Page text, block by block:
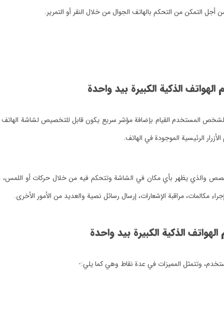
التمكن من التحكم بالهاتف الجوال من خلال النقر أو التمرير.
الذكية الكبيرة بيد واحدة
المستخدم القيام بإضافة مؤشر سريع يكون قابل للتخصيص لشاشة الهاتف
الرئيسية الموجودة في الهاتف.
والذي يظهر بأي مكان في الشاشة وتتحكم فيه من خلال حركات أو اللمس،
مكالمات، مراقبة الإشعارات، إرسال رسائل نصية والعديد من الأمور الأخرى.
الذكية الكبيرة بيد واحدة
وتتمثل المميزات في عدة نقاط وهي كما يلي:-